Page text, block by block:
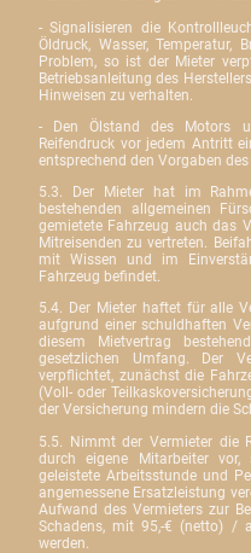
- Signalisieren die
Öldruck, Wasser, Temperatur,
Problem, so ist der Mieter
Betriebsanleitung des
Hinweisen zu verhalten.
- Den Ölstand des Motors
Reifendruck vor jedem Antritt
entsprechend den Vorgaben
5.3. Der Mieter hat im
bestehenden allgemeinen
gemietete Fahrzeug auch das
Mitreisenden zu vertreten.
mit Wissen und im
Fahrzeug befindet.
5.4. Der Mieter haftet für alle
aufgrund einer schuldhaften
diesem Mietvertrag
gesetzlichen Umfang. Der
verpflichtet, zunächst die
(Voll- oder
der Versicherung mindern die
5.5. Nimmt der Vermieter die
durch eigene Mitarbeiter
geleistete Arbeitsstunde und
angemessene Ersatzleistung
Aufwand des Vermieters zur
Schadens, mit 95,-€ (netto) /
werden.